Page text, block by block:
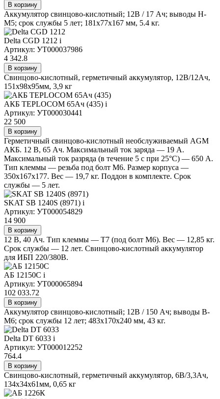
В корзину
Аккумулятор свинцово-кислотный; 12В / 17 Ач; выводы Н-
М5; срок службы 5 лет; 181х77х167 мм, 5.4 кг.
Delta CGD 1212 i
Артикул: УТ000037986
4 342.8
В корзину
Свинцово-кислотный, герметичный аккумулятор, 12В/12Ач,
151х98х95мм, 3,9 кг
АКБ TEPLOCOM 65Ач (435) i
Артикул: УТ000030441
22 500
В корзину
Герметичный свинцово-кислотный необслуживаемый AGM
АКБ. 12 В, 65 Ач. Максимальный ток заряда — 19 А.
Максимальный ток разряда (в течение 5 с при 25°С) — 650 А.
Тип клеммы — резьба под болт М6. Размер корпуса —
350х167х177. Вес — 19,7 кг. Поддон в комплекте. Срок
службы — 5 лет.
SKAT SB 1240S (8971) i
Артикул: УТ000054829
14 900
В корзину
12 В, 40 Ач. Тип клеммы — T7 (под болт М6). Вес — 12,85 кг.
Срок службы — 12 лет. Свинцово-кислотный аккумулятор
для ИБП 220/380В.
АБ 12150С i
Артикул: УТ000065894
102 033.72
В корзину
Аккумулятор свинцово-кислотный; 12В / 150 Ач; выводы В-
М6; срок службы 12 лет; 483х170х240 мм, 43 кг.
Delta DT 6033 i
Артикул: УТ000012252
764.4
В корзину
Свинцово-кислотный, герметичный аккумулятор, 6В/3,3Ач,
134х34х61мм, 0,65 кг